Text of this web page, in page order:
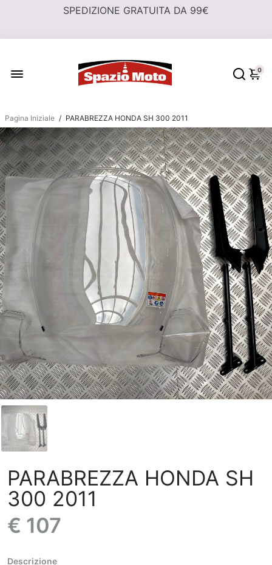
0
Pagina Iniziale / PARABREZZA HONDA SH 300 2011
PARABREZZA HONDA SH
300 2011
€ 107
Descrizione